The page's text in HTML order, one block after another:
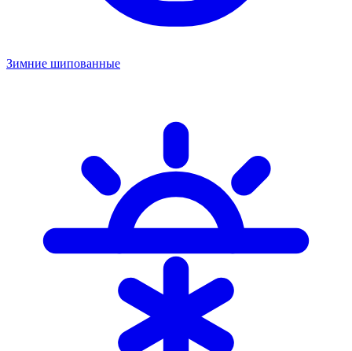
Зимние шипованные